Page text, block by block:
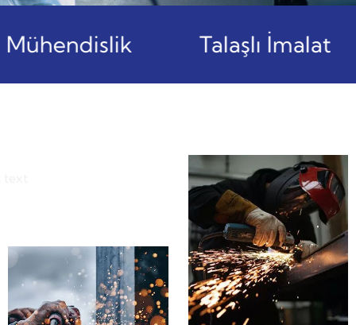
Talaşlı İmalat